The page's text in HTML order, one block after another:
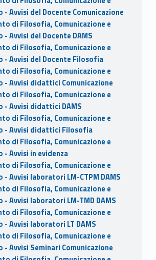
Avvisi del Docente Comunicazione
di Filosofia, Comunicazione e
Avvisi del Docente DAMS
di Filosofia, Comunicazione e
- Avvisi del Docente Filosofia
di Filosofia, Comunicazione e
- Avvisi didattici Comunicazione
di Filosofia, Comunicazione e
- Avvisi didattici DAMS
di Filosofia, Comunicazione e
- Avvisi didattici Filosofia
di Filosofia, Comunicazione e
- Avvisi in evidenza
di Filosofia, Comunicazione e
Avvisi laboratori LM-CTPM DAMS
di Filosofia, Comunicazione e
Avvisi laboratori LM-TMD DAMS
di Filosofia, Comunicazione e
Avvisi laboratori LT DAMS
di Filosofia, Comunicazione e
Avvisi Seminari Comunicazione